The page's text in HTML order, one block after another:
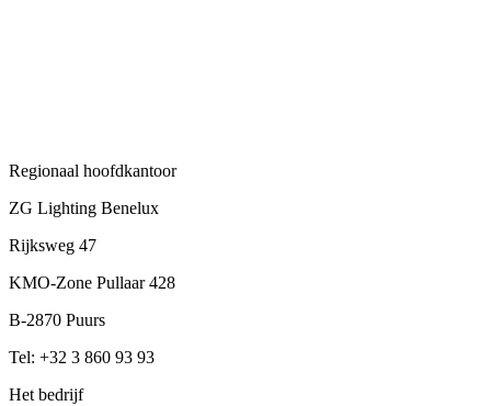
Regionaal hoofdkantoor
ZG Lighting Benelux
Rijksweg 47
KMO-Zone Pullaar 428
B-2870 Puurs
Tel: +32 3 860 93 93
Het bedrijf